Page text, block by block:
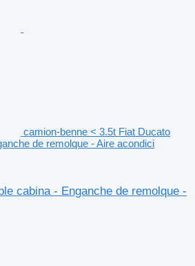
camion-benne < 3.5t Fiat Ducato
de remolque - Aire acondici
cabina - Enganche de remolque -